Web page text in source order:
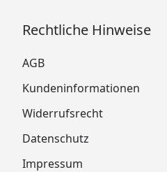
Rechtliche Hinweise
AGB
Kundeninformationen
Widerrufsrecht
Datenschutz
Impressum